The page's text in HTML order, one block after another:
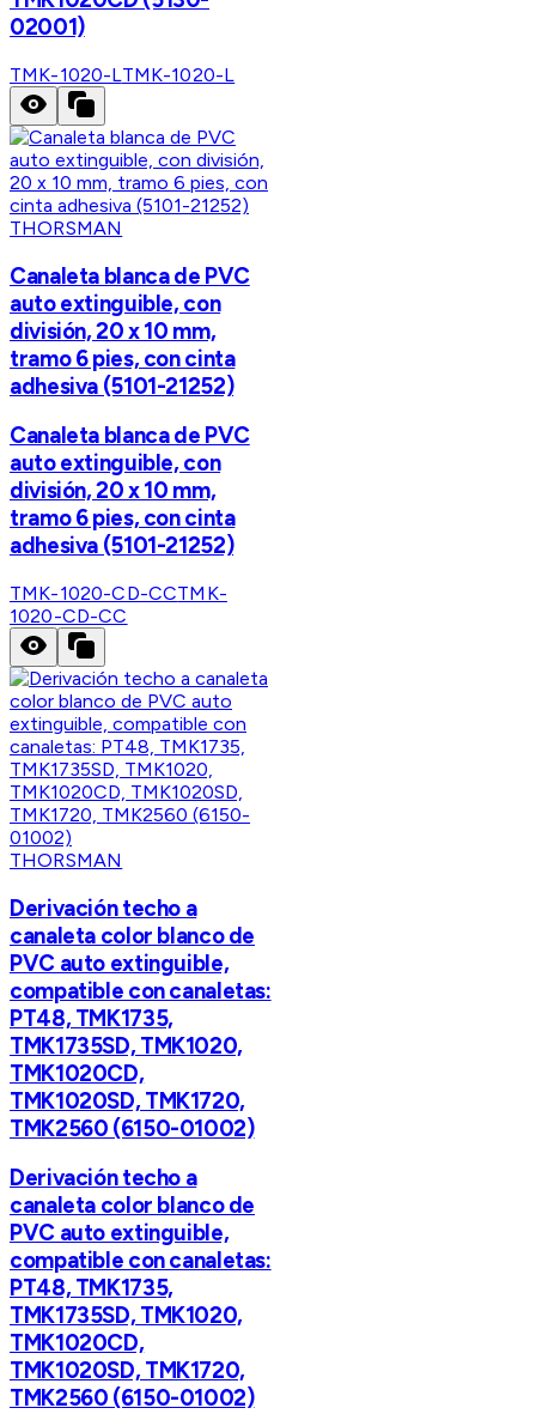
02001)
TMK-1020-LTMK-1020-L
THORSMAN
Canaleta blanca de PVC
auto extinguible, con
división, 20 x 10 mm,
tramo 6 pies, con cinta
adhesiva (5101-21252)
Canaleta blanca de PVC
auto extinguible, con
división, 20 x 10 mm,
tramo 6 pies, con cinta
adhesiva (5101-21252)
TMK-1020-CD-CCTMK-
1020-CD-CC
THORSMAN
Derivación techo a
canaleta color blanco de
PVC auto extinguible,
compatible con canaletas:
PT48, TMK1735,
TMK1735SD, TMK1020,
TMK1020CD,
TMK1020SD, TMK1720,
TMK2560 (6150-01002)
Derivación techo a
canaleta color blanco de
PVC auto extinguible,
compatible con canaletas:
PT48, TMK1735,
TMK1735SD, TMK1020,
TMK1020CD,
TMK1020SD, TMK1720,
TMK2560 (6150-01002)